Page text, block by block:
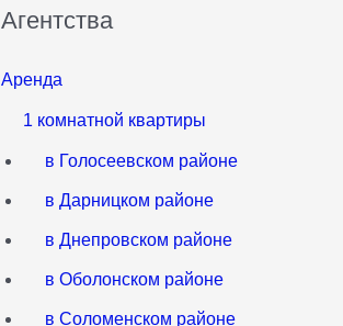
Агентства
Аренда
1 комнатной квартиры
в Голосеевском районе
в Дарницком районе
в Днепровском районе
в Оболонском районе
в Соломенском районе